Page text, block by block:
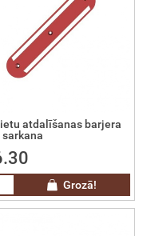
atdalīšanas barjera
sarkana
Grozā!